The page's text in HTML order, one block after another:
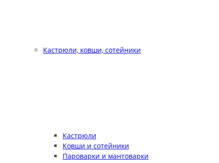
Кастрюли, ковши, сотейники
Кастрюли
Ковши и сотейники
Пароварки и мантоварки